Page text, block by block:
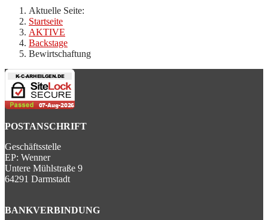
Aktuelle Seite:
Startseite
AKTIVE
Backstage
Bewirtschaftung
POSTANSCHRIFT
Geschäftsstelle
EP: Wenner
Untere Mühlstraße 9
64291 Darmstadt
BANKVERBINDUNG